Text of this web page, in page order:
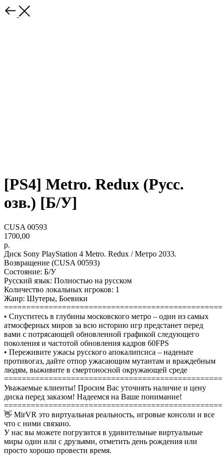
[PS4] Metro. Redux (Русс.
озв.) [Б/У]
CUSA 00593
1700,00
р.
Диск Sony PlayStation 4 Metro. Redux / Метро 2033.
Возвращение (CUSA 00593)
Состояние: Б/У
Русский язык: Полностью на русском
Количество локальных игроков: 1
Жанр: Шутеры, Боевики
• Спуститесь в глубины московского метро – один из самых
атмосферных миров за всю историю игр предстанет перед
вами с потрясающей обновленной графикой следующего
поколения и частотой обновления кадров 60FPS
• Переживите ужасы русского апокалипсиса – наденьте
противогаз, дайте отпор ужасающим мутантам и враждебным
людям, выживите в смертоносной окружающей среде
Уважаемые клиенты! Просим Вас уточнять наличие и цену
диска перед заказом! Надеемся на Ваше понимание!
👋 MirVR это виртуальная реальность, игровые консоли и все
что с ними связано.
У нас вы можете погрузится в удивительные виртуальные
миры один или с друзьями, отметить день рождения или
просто хорошо провести время.